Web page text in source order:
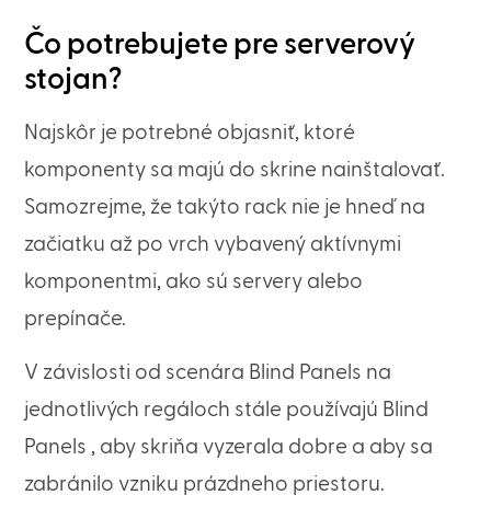
Čo potrebujete pre serverový
stojan?
Najskôr je potrebné objasniť, ktoré
komponenty sa majú do skrine nainštalovať.
Samozrejme, že takýto rack nie je hneď na
začiatku až po vrch vybavený aktívnymi
komponentmi, ako sú servery alebo
prepínače.
V závislosti od scenára Blind Panels na
jednotlivých regáloch stále používajú Blind
Panels , aby skriňa vyzerala dobre a aby sa
zabránilo vzniku prázdneho priestoru.